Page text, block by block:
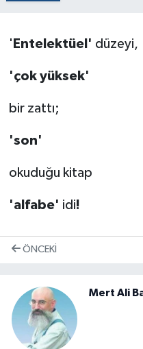
' Entelektüel' düzeyi,
'çok yüksek'
bir zattı;
'son'
okuduğu kitap
'alfabe' idi!
ÖNCEKI
Mert Ali